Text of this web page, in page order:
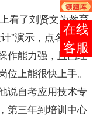
看了刘贤文为教育
”演示，点名要刘
作能力强，且已经
上能很快上手。
说自考应用技术专
第三年到培训中心
报考
咨询